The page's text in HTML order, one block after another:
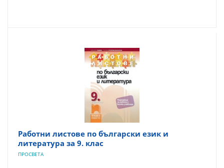
Работни листове по български език и
литература за 9. клас
ПРОСВЕТА